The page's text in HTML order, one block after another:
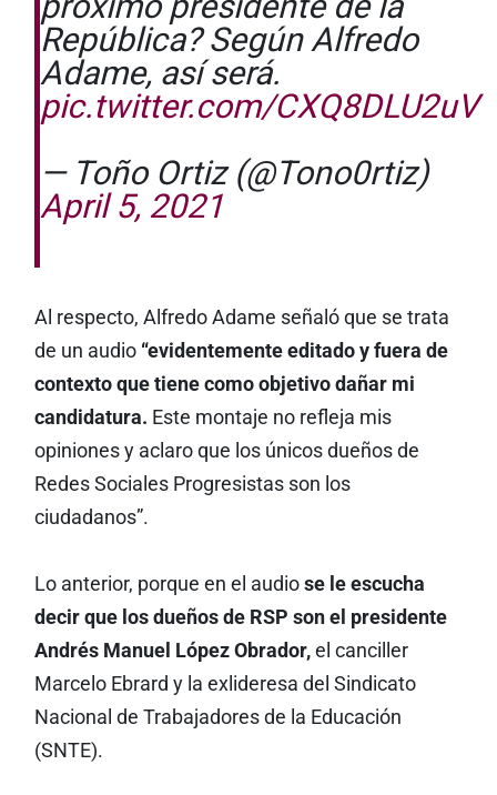
República? Según Alfredo
Adame, así será.
pic.twitter.com/CXQ8DLU2uV
— Toño Ortiz (@Tono0rtiz)
April 5, 2021
Al respecto, Alfredo Adame señaló que se trata
de un audio “evidentemente editado y fuera de
contexto que tiene como objetivo dañar mi
candidatura. Este montaje no refleja mis
opiniones y aclaro que los únicos dueños de
Redes Sociales Progresistas son los
ciudadanos”.
Lo anterior, porque en el audio se le escucha
decir que los dueños de RSP son el presidente
Andrés Manuel López Obrador,el canciller
Marcelo Ebrard y la exlideresa del Sindicato
Nacional de Trabajadores de la Educación
(SNTE).